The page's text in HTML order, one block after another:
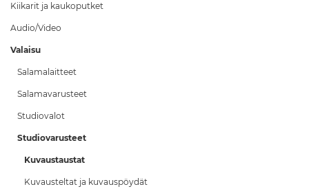
Kiikarit ja kaukoputket
Audio/Video
Valaisu
Salamalaitteet
Salamavarusteet
Studiovalot
Studiovarusteet
Kuvaustaustat
Kuvausteltat ja kuvauspöydät